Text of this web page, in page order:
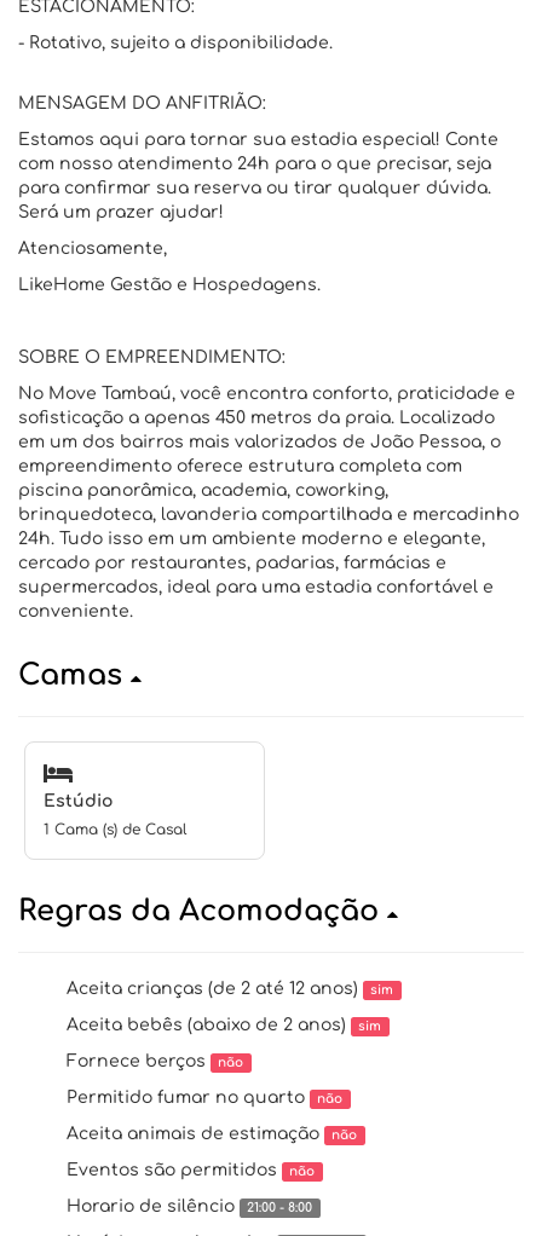
ESTACIONAMENTO:
- Rotativo, sujeito a disponibilidade.
MENSAGEM DO ANFITRIÃO:
Estamos aqui para tornar sua estadia especial! Conte
com nosso atendimento 24h para o que precisar, seja
para confirmar sua reserva ou tirar qualquer dúvida.
Será um prazer ajudar!
Atenciosamente,
LikeHome Gestão e Hospedagens.
SOBRE O EMPREENDIMENTO:
No Move Tambaú, você encontra conforto, praticidade e
sofisticação a apenas 450 metros da praia. Localizado
em um dos bairros mais valorizados de João Pessoa, o
empreendimento oferece estrutura completa com
piscina panorâmica, academia, coworking,
brinquedoteca, lavanderia compartilhada e mercadinho
24h. Tudo isso em um ambiente moderno e elegante,
cercado por restaurantes, padarias, farmácias e
supermercados, ideal para uma estadia confortável e
conveniente.
Camas
Estúdio
1 Cama (s) de Casal
Regras da Acomodação
Aceita crianças (de 2 até 12 anos) sim
Aceita bebês (abaixo de 2 anos) sim
Fornece berços não
Permitido fumar no quarto não
Aceita animais de estimação não
Eventos são permitidos não
Horario de silêncio 21:00 - 8:00